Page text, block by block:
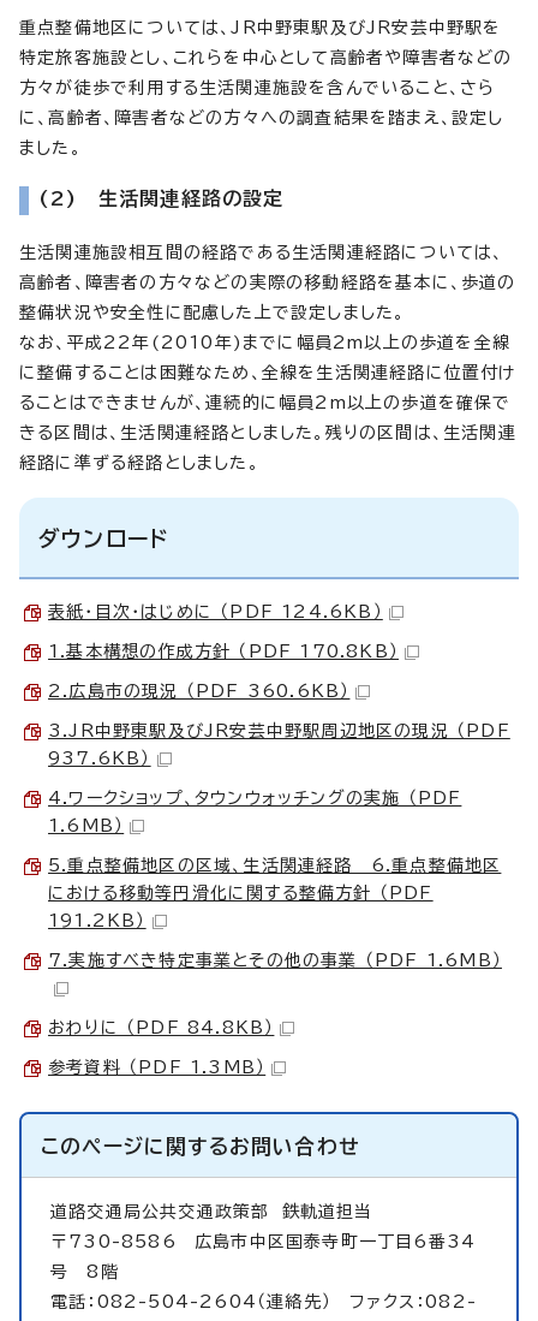
重点整備地区については、JR中野東駅及びJR安芸中野駅を
特定旅客施設とし、これらを中心として高齢者や障害者などの
方々が徒歩で利用する生活関連施設を含んでいること、さら
に、高齢者、障害者などの方々への調査結果を踏まえ、設定し
ました。
(2) 生活関連経路の設定
生活関連施設相互間の経路である生活関連経路については、
高齢者、障害者の方々などの実際の移動経路を基本に、歩道の
整備状況や安全性に配慮した上で設定しました。
なお、平成22年(2010年)までに幅員2m以上の歩道を全線
に整備することは困難なため、全線を生活関連経路に位置付け
ることはできませんが、連続的に幅員2m以上の歩道を確保で
きる区間は、生活関連経路としました。残りの区間は、生活関連
経路に準ずる経路としました。
ダウンロード
表紙・目次・はじめに （PDF 124.6KB）
1.基本構想の作成方針 （PDF 170.8KB）
2.広島市の現況 （PDF 360.6KB）
3.JR中野東駅及びJR安芸中野駅周辺地区の現況 （PDF
937.6KB）
4.ワークショップ、タウンウォッチングの実施 （PDF
1.6MB）
5.重点整備地区の区域、生活関連経路 6.重点整備地区
における移動等円滑化に関する整備方針 （PDF
191.2KB）
7.実施すべき特定事業とその他の事業 （PDF 1.6MB）
おわりに （PDF 84.8KB）
参考資料 （PDF 1.3MB）
このページに関するお問い合わせ
道路交通局公共交通政策部 鉄軌道担当
〒730-8586 広島市中区国泰寺町一丁目6番34
号 8階
電話：082-504-2604（連絡先） ファクス：082-